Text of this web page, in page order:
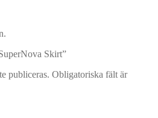
Skirt”
publiceras. Obligatoriska fält är